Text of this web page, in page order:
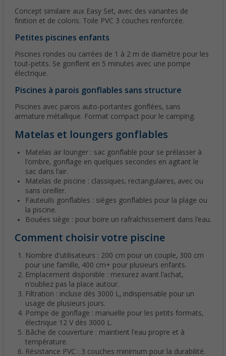
Concept similaire aux Easy Set, avec des variantes de
finition et de coloris. Toile PVC 3 couches renforcée.
Petites piscines enfants
Piscines rondes ou carrées de 1 à 2 m de diamètre pour les
tout-petits. Se gonflent en 5 minutes avec une pompe
électrique.
Piscines à parois gonflables sans structure
Piscines avec parois auto-portantes gonflées, sans
armature métallique. Format compact pour le camping.
Matelas et loungers gonflables
Matelas air lounger : sac gonflable pour se prélasser à
l'ombre, gonflage en quelques secondes en agitant le
sac dans l'air.
Matelas de piscine : classiques, rectangulaires, avec ou
sans oreiller.
Fauteuils gonflables : sièges gonflables pour la plage ou
la piscine.
Bouées siège : pour boire un rafraîchissement dans l'eau.
Comment choisir votre piscine
Nombre d'utilisateurs : 200 cm pour un couple, 300 cm
pour une famille, 400 cm+ pour plusieurs enfants.
Emplacement disponible : mesurez avant l'achat,
n'oubliez pas la place autour.
Filtration : incluse dès 3000 L, indispensable pour un
usage de plusieurs jours.
Pompe de gonflage : manuelle pour les petits formats,
électrique 12 V dès 3000 L.
Bâche de couverture : maintient l'eau propre et à
température.
Résistance PVC : 3 couches minimum pour la durabilité.